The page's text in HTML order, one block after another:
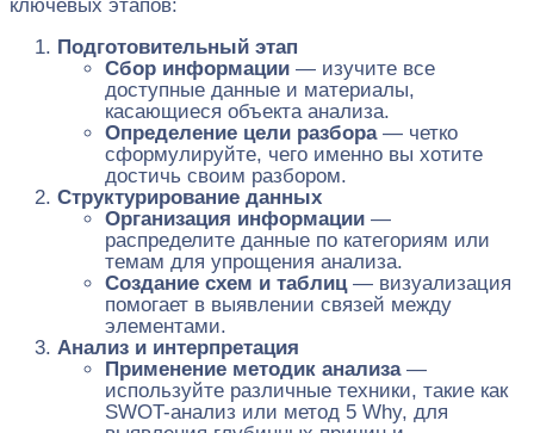
ключевых этапов:
Подготовительный этап
Сбор информации — изучите все
доступные данные и материалы,
касающиеся объекта анализа.
Определение цели разбора— четко
сформулируйте, чего именно вы хотите
достичь своим разбором.
Структурирование данных
Организация информации —
распределите данные по категориям или
темам для упрощения анализа.
Создание схем и таблиц— визуализация
помогает в выявлении связей между
элементами.
Анализ и интерпретация
Применение методик анализа—
используйте различные техники, такие как
SWOT-анализ или метод 5 Why, для